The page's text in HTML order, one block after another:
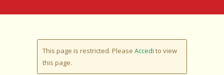
Tutti i workshops
This page is restricted. Please Accedi to view
this page.